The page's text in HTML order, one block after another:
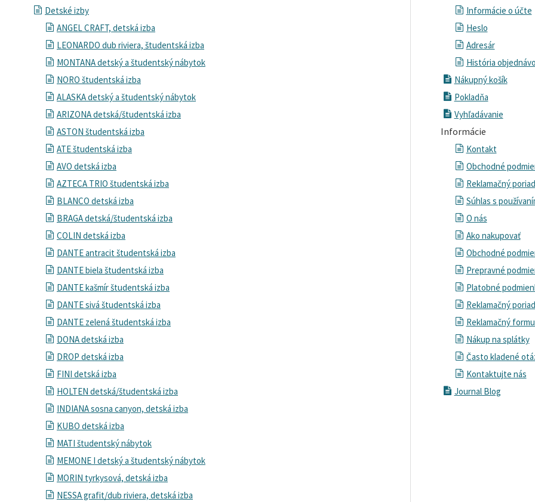
Detské izby
ANGEL CRAFT, detská izba
LEONARDO dub riviera, študentská izba
MONTANA detský a študentský nábytok
NORO študentská izba
ALASKA detský a študentský nábytok
ARIZONA detská/študentská izba
ASTON študentská izba
ATE študentská izba
AVO detská izba
AZTECA TRIO študentská izba
BLANCO detská izba
BRAGA detská/študentská izba
COLIN detská izba
DANTE antracit študentská izba
DANTE biela študentská izba
DANTE kašmír študentská izba
DANTE sivá študentská izba
DANTE zelená študentská izba
DONA detská izba
DROP detská izba
FINI detská izba
HOLTEN detská/študentská izba
INDIANA sosna canyon, detská izba
KUBO detská izba
MATI študentský nábytok
MEMONE I detský a študentský nábytok
MORIN tyrkysová, detská izba
NESSA grafit/dub riviera, detská izba
Informácie o účte
Heslo
Adresár
História
Nákupný košík
Pokladňa
Vyhľadávanie
Informácie
Kontakt
Obchodné
Reklamačný
Súhlas s
O nás
Ako nakupovať
Obchodné
Prepravné
Platobné
Reklamačný
Reklamačný
Nákup na splátky
Často kladené
Kontaktujte nás
Journal Blog